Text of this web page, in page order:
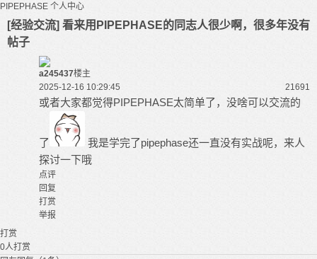
PIPEPHASE 个人中心
[经验交流] 看来用PIPEPHASE的同志人很少啊，很多年没有
帖子
a245437楼主
2025-12-16 10:29:45
21691
或者大家都觉得PIPEPHASE太简单了，没啥可以交流的
了
我是学完了pipephase还一直没有实战呢，来人
探讨一下哦
点评
回复
打赏
举报
打赏
0人打赏